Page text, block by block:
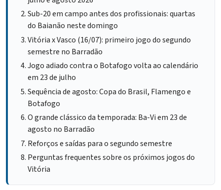
Sub-20 em campo antes dos profissionais: quartas
do Baianão neste domingo
Vitória x Vasco (16/07): primeiro jogo do segundo
semestre no Barradão
Jogo adiado contra o Botafogo volta ao calendário
em 23 de julho
Sequência de agosto: Copa do Brasil, Flamengo e
Botafogo
O grande clássico da temporada: Ba-Vi em 23 de
agosto no Barradão
Reforços e saídas para o segundo semestre
Perguntas frequentes sobre os próximos jogos do
Vitória